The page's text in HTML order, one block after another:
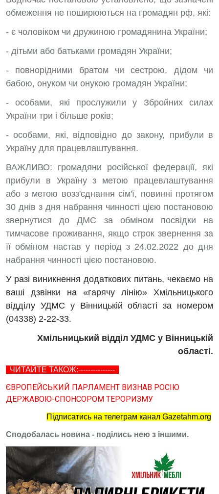
обмеження не поширюються на громадян рф, які:
- є чоловіком чи дружиною громадянина України;
- дітьми або батьками громадян України;
- повнорідними братом чи сестрою, дідом чи
бабою, онуком чи онукою громадян України;
- особами, які прослужили у Збройних силах
України три і більше років;
- особами, які, відповідно до закону, прибули в
Україну для працевлаштування.
ВАЖЛИВО: громадяни російської федерації, які
прибули в Україну з метою працевлаштування
або з метою возз'єднання сім'ї, повинні протягом
30 днів з дня набрання чинності цією постановою
звернутися до ДМС за обміном посвідки на
тимчасове проживання, якщо строк звернення за
її обміном настав у період з 24.02.2022 до дня
набрання чинності цією постановою.
У разі виникнення додаткових питань, чекаємо на
ваші дзвінки на «гарячу лінію» Хмільницького
відділу УДМС у Вінницькій області за номером
(04338) 2-22-33.
Хмільницький відділ УДМС у Вінницькій
області.
ЧИТАЙТЕ ТАКОЖ:---------------
ЄВРОПЕЙСЬКИЙ ПАРЛАМЕНТ ВИЗНАВ РОСІЮ
ДЕРЖАВОЮ-СПОНСОРОМ ТЕРОРИЗМУ
Підписатись на телеграм канал Gazetahm.org
Сподобалась новина - поділись нею з іншими.